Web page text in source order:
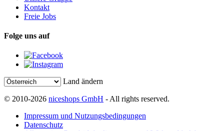
Kontakt
Freie Jobs
Folge uns auf
Land ändern
© 2010-2026 niceshops GmbH - All rights reserved.
Impressum und Nutzungsbedingungen
Datenschutz